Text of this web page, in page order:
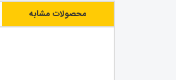
محصولات مشابه